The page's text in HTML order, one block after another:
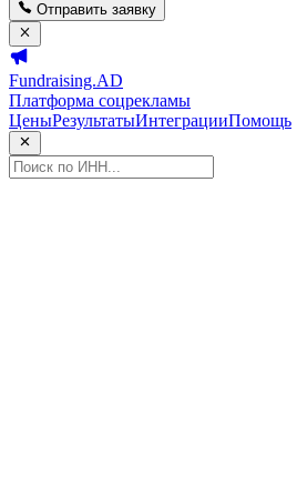
Отправить заявку
Fundraising.AD
Платформа соцрекламы
ЦеныРезультатыИнтеграцииПомощь